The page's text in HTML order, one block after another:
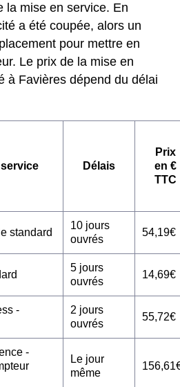
la mise en service. En
a été coupée, alors un
pour mettre en
Le prix de la mise en
à Favières dépend du délai
Délais
Prix
en €
TTC
standard
10 jours
ouvrés
54,19€
5 jours
ouvrés
14,69€
-
2 jours
ouvrés
55,72€
-
Le jour
même